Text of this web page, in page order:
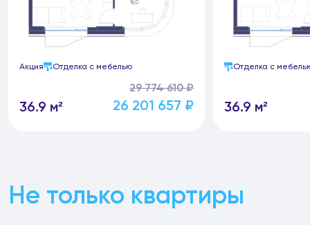
Акция Отделка с мебелью
36.9 м²
29 774 610 ₽
26 201 657 ₽
Отделка с
36.9 м²
Не только квартиры